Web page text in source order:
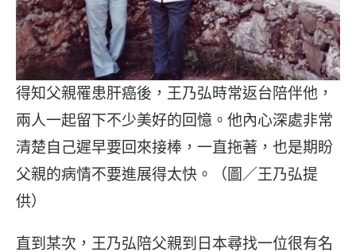
得知父親罹患肝癌後，王乃弘時常返台陪伴他，
兩人一起留下不少美好的回憶。他內心深處非常
清楚自己遲早要回來接棒，一直拖著，也是期盼
父親的病情不要進展得太快。（圖／王乃弘提
供）
直到某次，王乃弘陪父親到日本尋找一位很有名